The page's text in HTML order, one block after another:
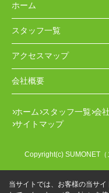
ホーム
スタッフ一覧
アクセスマップ
会社概要
ホーム スタッフ一覧 会
サイトマップ
Copyright(c) SUMONET
当サイトでは、お客様の当サ